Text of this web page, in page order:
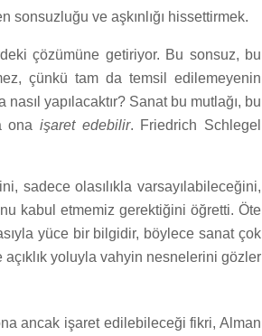
ve aşkınlığı hissettirmek.
çözümüne getiriyor. Bu sonsuz, bu
çünkü tam da temsil edilemeyenin
yapılacaktır? Sanat bu mutlağı, bu
ona işaret edebilir. Friedrich Schlegel
sadece olasılıkla varsayılabileceğini,
kabul etmemiz gerektiğini öğretti. Öte
yüce bir bilgidir, böylece sanat çok
yoluyla vahyin nesnelerini gözler
ancak işaret edilebileceği fikri, Alman